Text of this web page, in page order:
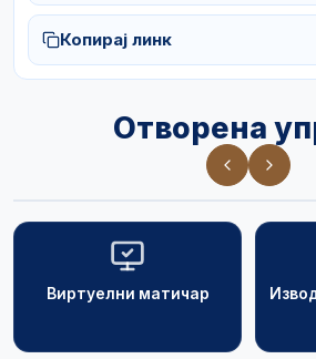
Копирај линк
Отворена
Виртуелни матичар